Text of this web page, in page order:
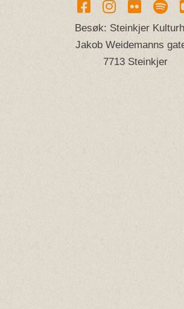
Besøk: Steinkjer
Jakob Weidemanns
7713 Steinkjer